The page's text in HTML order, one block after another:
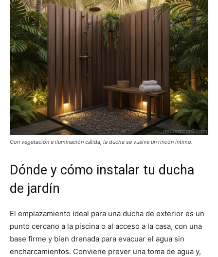
Con vegetación e iluminación cálida, la ducha se vuelve un rincón íntimo.
Dónde y cómo instalar tu ducha
de jardín
El emplazamiento ideal para una ducha de exterior es un
punto cercano a la piscina o al acceso a la casa, con una
base firme y bien drenada para evacuar el agua sin
encharcamientos. Conviene prever una toma de agua y,